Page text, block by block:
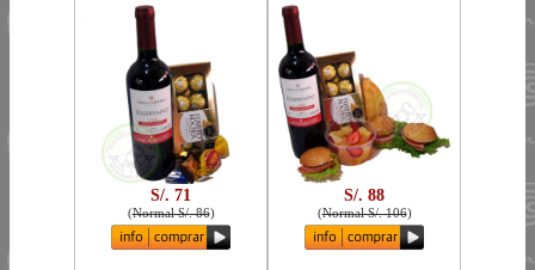
S/. 71
(Normal S/. 86)
S/. 88
(Normal S/. 106)